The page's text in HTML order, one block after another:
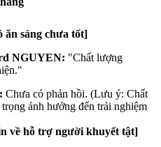
ăn sáng chưa tốt]
NGUYEN: "Chất lượng
Chưa có phản hồi. (Lưu ý: Chất
ảnh hưởng đến trải nghiệm
về hỗ trợ người khuyết tật]